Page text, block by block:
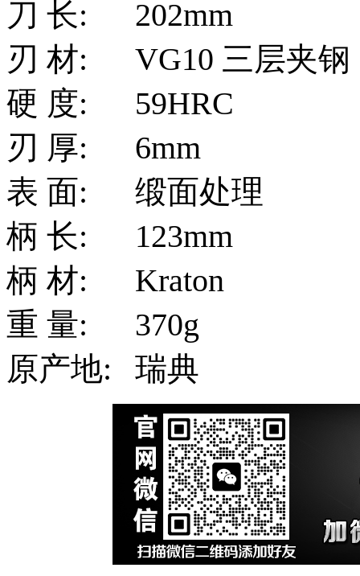
刀 长:
202mm
刃 材:
VG10 三层夹钢
硬 度:
59HRC
刃 厚:
6mm
表 面:
缎面处理
柄 长:
123mm
柄 材:
Kraton
重 量:
370g
原产地:
瑞典